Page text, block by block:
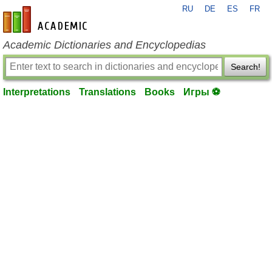
en-academic.com
RU DE ES FR
Academic Dictionaries and Encyclopedias
Search!
Interpretations Translations Books Игры ⚽